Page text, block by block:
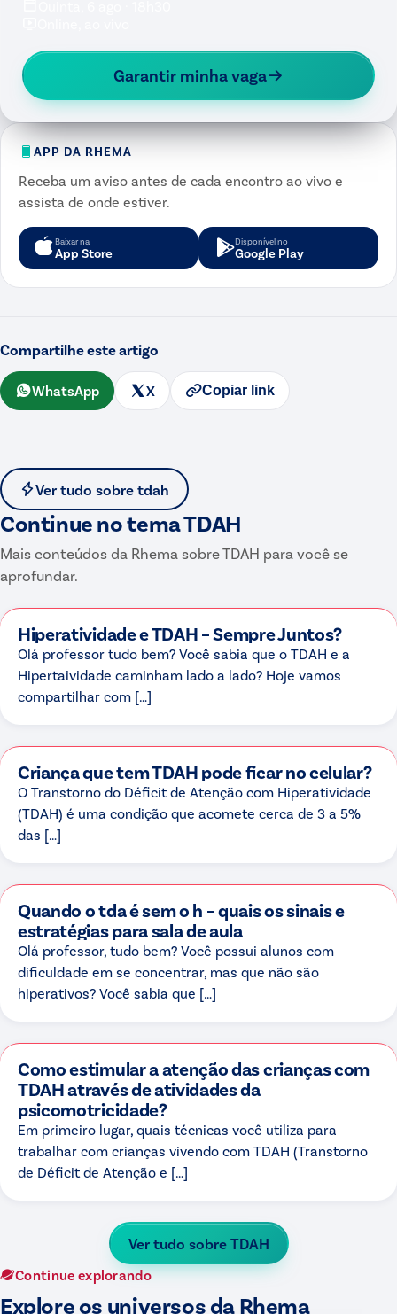
Garantir minha vaga
APP DA RHEMA
Receba um aviso antes de cada encontro ao vivo e
assista de onde estiver.
Baixar na
App Store
Disponível no
Google Play
Compartilhe este artigo
WhatsApp X Copiar link
Ver tudo sobre tdah
Continue no temaTDAH
Mais conteúdos da Rhema sobreTDAH para você se
aprofundar.
Hiperatividade e TDAH – Sempre Juntos?
Olá professor tudo bem? Você sabia que o TDAH e a
Hipertaividade caminham lado a lado? Hoje vamos
compartilhar com […]
Criança que tem TDAH pode ficar no celular?
O Transtorno do Déficit de Atenção com Hiperatividade
(TDAH) é uma condição que acomete cerca de 3 a 5%
das […]
Quando o tda é sem o h – quais os sinais e
estratégias para sala de aula
Olá professor, tudo bem? Você possui alunos com
dificuldade em se concentrar, mas que não são
hiperativos? Você sabia que […]
Como estimular a atenção das crianças com
TDAH através de atividades da
psicomotricidade?
Em primeiro lugar, quais técnicas você utiliza para
trabalhar com crianças vivendo com TDAH (Transtorno
de Déficit de Atenção e […]
Ver tudo sobre TDAH
Continue explorando
Explore os universos da Rhema